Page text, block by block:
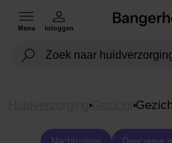
Menu Inloggen
Gezicht